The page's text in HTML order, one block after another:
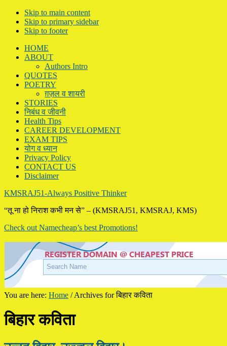
Skip to main content
Skip to primary sidebar
Skip to footer
HOME
ABOUT
Authors Intro
QUOTES
POETRY
ग़ज़ल व शायरी
STORIES
निबंध व जीवनी
Health Tips
CAREER DEVELOPMENT
EXAM TIPS
योग व ध्यान
Privacy Policy
CONTACT US
Disclaimer
KMSRAJ51-Always Positive Thinker
“तू ना हो निराश कभी मन से” – (KMSRAJ51, KMSRAJ, KMS)
Check out Namecheap’s best Promotions!
You are here: Home /Archives for बिहार कविता
बिहार कविता